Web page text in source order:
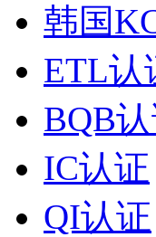
韩国
ETL认
BQB
IC认证
QI认证